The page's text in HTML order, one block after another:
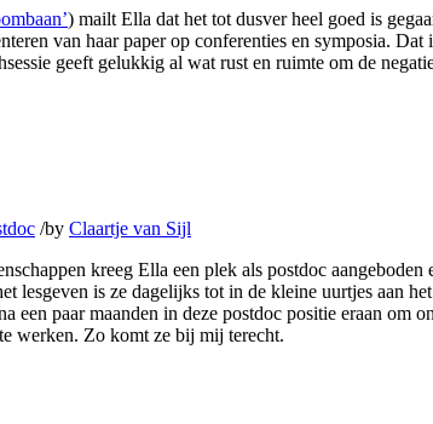
) mailt Ella dat het tot dusver heel goed is
van haar paper op conferenties en symposia.
geeft gelukkig al wat rust en ruimte om de
/by Claartje van Sijl
kreeg Ella een plek als postdoc
is ze dagelijks tot in de kleine uurtjes aan
een paar maanden in deze postdoc positie eraan
werken. Zo komt ze bij mij terecht.